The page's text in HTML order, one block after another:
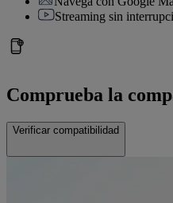
Streaming sin
Comprueba la
Verificar compatibilidad